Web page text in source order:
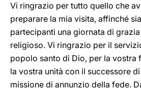
Vi ringrazio per tutto quello che
preparare la mia visita, affinché
partecipanti una giornata di
religioso. Vi ringrazio per il
popolo santo di Dio, per la vostra
la vostra unità con il successore
missione di annunzio della fede.